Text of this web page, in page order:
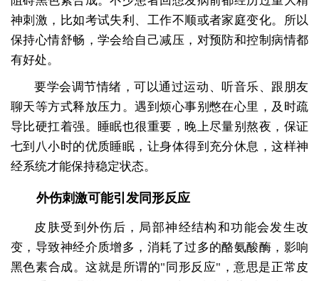
神刺激，比如考试失利、工作不顺或者家庭变化。所以
保持心情舒畅，学会给自己减压，对预防和控制病情都
有好处。
要学会调节情绪，可以通过运动、听音乐、跟朋友
聊天等方式释放压力。遇到烦心事别憋在心里，及时疏
导比硬扛着强。睡眠也很重要，晚上尽量别熬夜，保证
七到八小时的优质睡眠，让身体得到充分休息，这样神
经系统才能保持稳定状态。
外伤刺激可能引发同形反应
皮肤受到外伤后，局部神经结构和功能会发生改
变，导致神经介质增多，消耗了过多的酪氨酸酶，影响
黑色素合成。这就是所谓的"同形反应"，意思是正常皮